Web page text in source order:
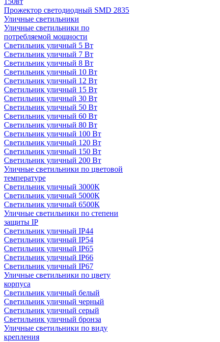
Прожектор светодиодный SMD 2835
Уличные светильники
Уличные светильники по
потребляемой мощности
Светильник уличный 5 Вт
Светильник уличный 7 Вт
Светильник уличный 8 Вт
Светильник уличный 10 Вт
Светильник уличный 12 Вт
Светильник уличный 15 Вт
Светильник уличный 30 Вт
Светильник уличный 50 Вт
Светильник уличный 60 Вт
Светильник уличный 80 Вт
Светильник уличный 100 Вт
Светильник уличный 120 Вт
Светильник уличный 150 Вт
Светильник уличный 200 Вт
Уличные светильники по цветовой
температуре
Cветильник уличный 3000К
Cветильник уличный 5000К
Cветильник уличный 6500К
Уличные светильники по степени
защиты IP
Светильник уличный IP44
Светильник уличный IP54
Светильник уличный IP65
Светильник уличный IP66
Светильник уличный IP67
Уличные светильники по цвету
корпуса
Светильник уличный белый
Светильник уличный черный
Светильник уличный серый
Светильник уличный бронза
Уличные светильники по виду
крепления